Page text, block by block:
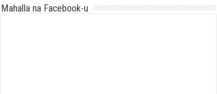
Mahalla na Facebook-u